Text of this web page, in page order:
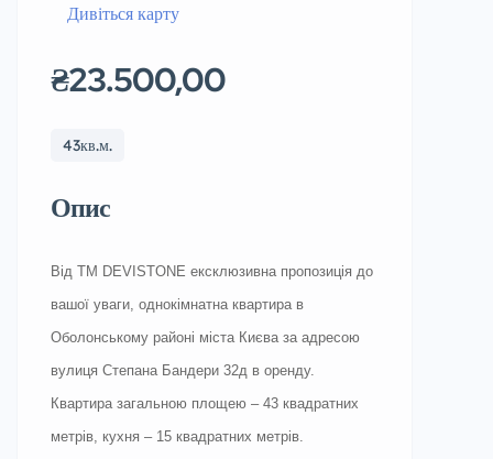
Дивіться карту
₴23.500,00
43кв.м.
Опис
Від ТМ DEVISTONE ексклюзивна пропозиція до
вашої уваги, однокімнатна квартира в
Оболонському районі міста Києва за адресою
вулиця Степана Бандери 32д в оренду.
Квартира загальною площею – 43 квадратних
метрів, кухня – 15 квадратних метрів.